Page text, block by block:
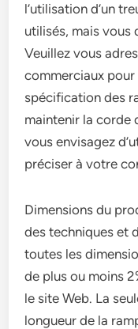
l’utilisation d’un
utilisés, mais vous
Veuillez vous
commerciaux pour
spécification des
maintenir la corde
vous envisagez
préciser à votre
Dimensions du
des techniques et
toutes les
de plus ou moins
le site Web. La
longueur de la